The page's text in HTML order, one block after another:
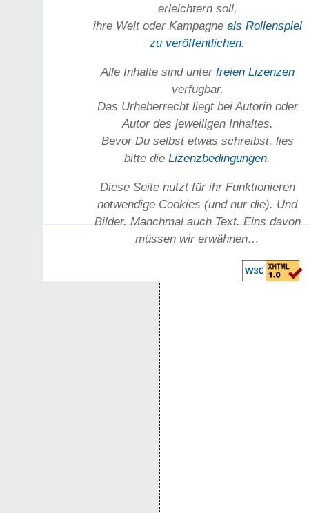
erleichtern soll,
ihre Welt oder Kam­pagne als Rollenspiel
zu ver­öffent­lichen.
Alle Inhalte sind unter freien Lizenzen
verfügbar.
Das Urheber­recht liegt bei Autorin oder
Autor des jeweiligen In­haltes.
Bevor Du selbst etwas schreibst, lies
bitte dieLizenz­bedingungen.
Diese Seite nutzt für ihr Funktionieren
notwendige Cookies (und nur die). Und
Bilder. Manchmal auch Text. Eins davon
müssen wir erwähnen…